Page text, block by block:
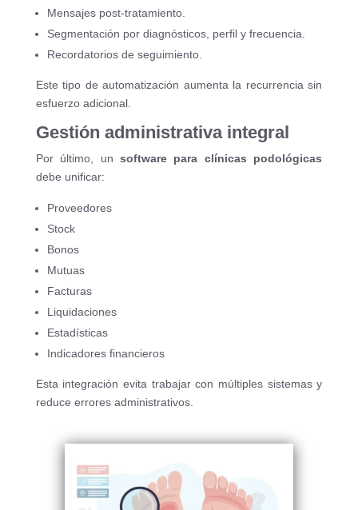
Mensajes post-tratamiento.
Segmentación por diagnósticos, perfil y frecuencia.
Recordatorios de seguimiento.
Este tipo de automatización aumenta la recurrencia sin
esfuerzo adicional.
Gestión administrativa integral
Por último, un software para clínicas podológicas
debe unificar:
Proveedores
Stock
Bonos
Mutuas
Facturas
Liquidaciones
Estadísticas
Indicadores financieros
Esta integración evita trabajar con múltiples sistemas y
reduce errores administrativos.